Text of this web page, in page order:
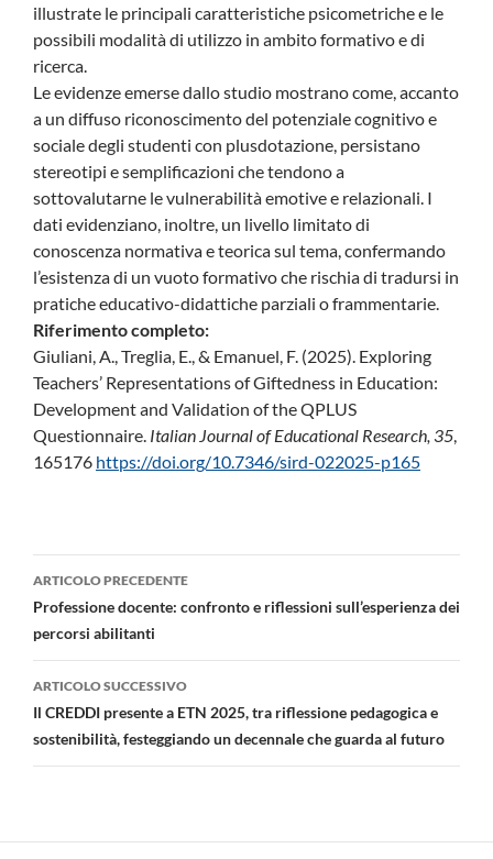
illustrate le principali caratteristiche psicometriche e le
possibili modalità di utilizzo in ambito formativo e di
ricerca.
Le evidenze emerse dallo studio mostrano come, accanto
a un diffuso riconoscimento del potenziale cognitivo e
sociale degli studenti con plusdotazione, persistano
stereotipi e semplificazioni che tendono a
sottovalutarne le vulnerabilità emotive e relazionali. I
dati evidenziano, inoltre, un livello limitato di
conoscenza normativa e teorica sul tema, confermando
l’esistenza di un vuoto formativo che rischia di tradursi in
pratiche educativo-didattiche parziali o frammentarie.
Riferimento completo:
Giuliani, A., Treglia, E., & Emanuel, F. (2025). Exploring
Teachers’ Representations of Giftedness in Education:
Development and Validation of the QPLUS
Questionnaire. Italian Journal of Educational Research, 35,
165176 https://doi.org/10.7346/sird-022025-p165
Navigazione
articolo
ARTICOLO PRECEDENTE
Professione docente: confronto e riflessioni sull’esperienza dei
percorsi abilitanti
ARTICOLO SUCCESSIVO
Il CREDDI presente a ETN 2025, tra riflessione pedagogica e
sostenibilità, festeggiando un decennale che guarda al futuro